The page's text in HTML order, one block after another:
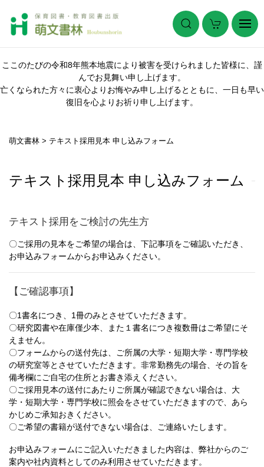
ここのたびの令和8年熊本地震により被害を受けられました皆様に、謹
んでお見舞い申し上げます。
亡くなられた方々に衷心よりお悔やみ申し上げるとともに、一日も早い
復旧を心よりお祈り申し上げます。
萌文書林 > テキスト採用見本 申し込みフォーム
テキスト採用見本 申し込みフォーム
テキスト採用をご検討の先生方
〇ご採用の見本をご希望の場合は、下記事項をご確認いただき、
お申込みフォームからお申込みください。
【ご確認事項】
〇1書名につき、1冊のみとさせていただきます。
〇研究図書や在庫僅少本、また１書名につき複数冊はご希望にそ
えません。
〇フォームからの送付先は、ご所属の大学・短期大学・専門学校
の研究室等とさせていただきます。非常勤務先の場合、その旨を
備考欄にご自宅の住所とお書き添えください。
〇ご採用見本の送付にあたりご所属が確認できない場合は、大
学・短期大学・専門学校に照会をさせていただきますので、あら
かじめご承知おきください。
〇ご希望の書籍が送付できない場合は、ご連絡いたします。
お申込みフォームにご記入いただきました内容は、弊社からのご
案内や社内資料としてのみ利用させていただきます。